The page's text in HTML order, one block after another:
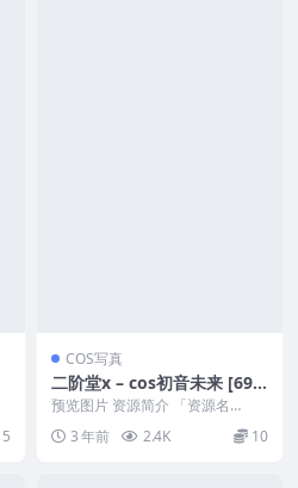
5
COS写真
二阶堂x – cos初音未来 [69P
1V-235MB]
预览图片 资源简介 「资源名
称」：二阶堂x – cos初音未来 [69
P1V-2...
3 年前 2.4K 10